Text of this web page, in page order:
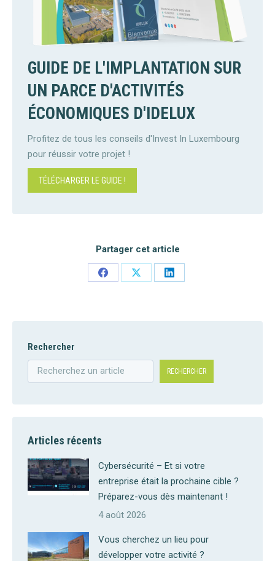
GUIDE DE L'IMPLANTATION SUR
UN PARCE D'ACTIVITÉS
ÉCONOMIQUES D'IDELUX
Profitez de tous les conseils d'Invest In Luxembourg
pour réussir votre projet !
TÉLÉCHARGER LE GUIDE !
Partager cet article
Share
Share
Share
Rechercher
RECHERCHER
Articles récents
Cybersécurité – Et si votre
entreprise était la prochaine cible ?
Préparez-vous dès maintenant !
4 août 2026
Vous cherchez un lieu pour
développer votre activité ?